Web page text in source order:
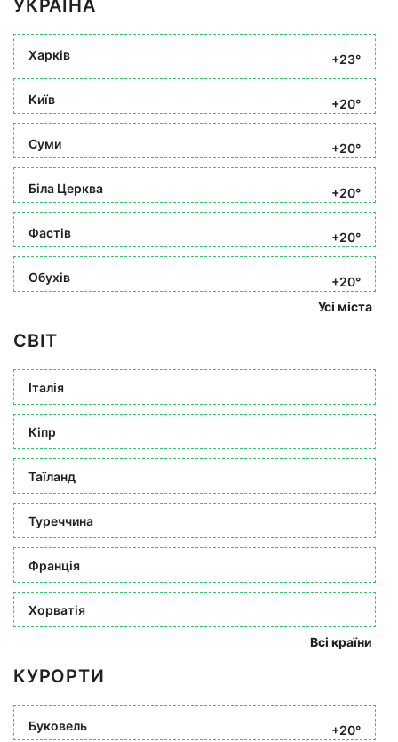
УКРАЇНА
Харків +23°
Київ +20°
Суми +20°
Біла Церква +20°
Фастів +20°
Обухів
+20°
Усі міста
СВІТ
Італія
Кіпр
Таїланд
Туреччина
Франція
Хорватія
Всі країни
КУРОРТИ
Буковель +20°